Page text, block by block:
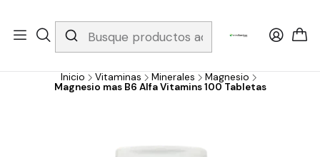
Whatsapp 3229079958/ Fijo 6019251796 / Envios a todo el país y
gratis apartir de 199.000!
Inicio Vitaminas Minerales
Magnesio
Magnesio mas B6 Alfa Vitamins 100 Tabletas